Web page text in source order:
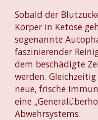
Sobald der
Körper in Ketose
sogenannte
faszinierender
dem beschädigte
werden.
neue, frische
eine
Abwehrsystems.